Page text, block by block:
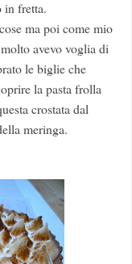
in fretta.
ma poi come mio
avevo voglia di
le biglie che
la pasta frolla
crostata dal
meringa.